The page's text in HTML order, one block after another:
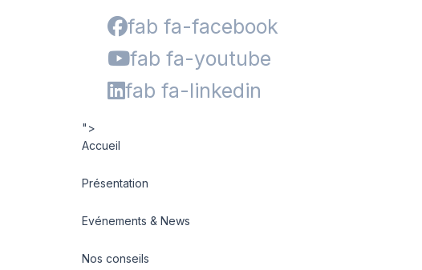
fab fa-facebook
fab fa-youtube
fab fa-linkedin
">
Accueil
Présentation
Evénements & News
Nos conseils